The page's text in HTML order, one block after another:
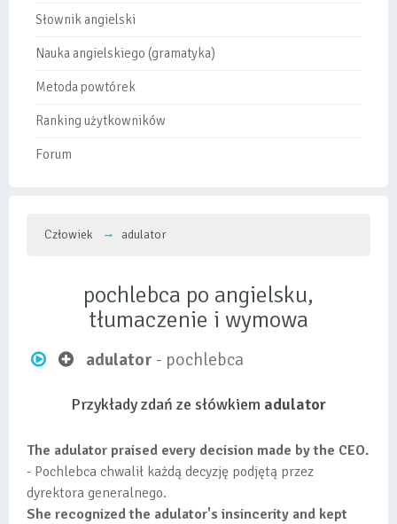
Słownik angielski
Nauka angielskiego (gramatyka)
Metoda powtórek
Ranking użytkowników
Forum
Człowiek adulator
pochlebca po angielsku,
tłumaczenie i wymowa
adulator - pochlebca
Przykłady zdań ze słówkiem adulator
The adulator praised every decision made by the CEO.
- Pochlebca chwalił każdą decyzję podjętą przez
dyrektora generalnego.
She recognized the adulator's insincerity and kept